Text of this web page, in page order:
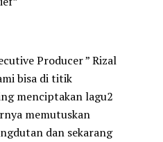
Producer ” Rizal
bisa di titik
menciptakan lagu2
memutuskan
dan sekarang